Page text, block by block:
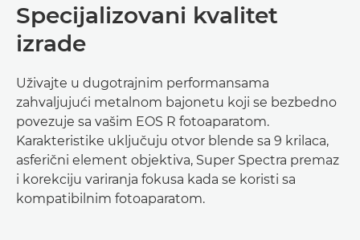
Specijalizovani kvalitet
izrade
Uživajte u dugotrajnim performansama
zahvaljujući metalnom bajonetu koji se bezbedno
povezuje sa vašim EOS R fotoaparatom.
Karakteristike uključuju otvor blende sa 9 krilaca,
asferični element objektiva, Super Spectra premaz
i korekciju variranja fokusa kada se koristi sa
kompatibilnim fotoaparatom.